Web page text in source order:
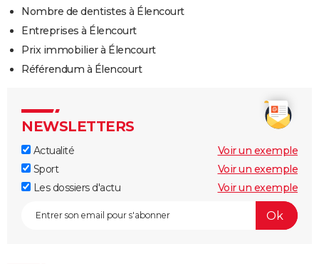
Nombre de dentistes à Élencourt
Entreprises à Élencourt
Prix immobilier à Élencourt
Référendum à Élencourt
NEWSLETTERS
Actualité
Voir un exemple
Sport
Voir un exemple
Les dossiers d'actu
Voir un exemple